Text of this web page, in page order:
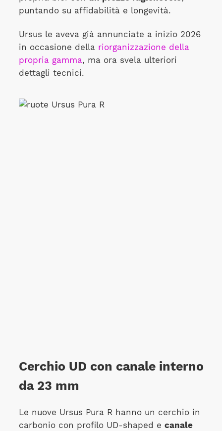
puntando su affidabilità e longevità.
Ursus le aveva già annunciate a inizio 2026
in occasione della riorganizzazione della
propria gamma, ma ora svela ulteriori
dettagli tecnici.
Cerchio UD con canale interno
da 23 mm
Le nuove Ursus Pura R hanno un cerchio in
carbonio con profilo UD-shaped e canale